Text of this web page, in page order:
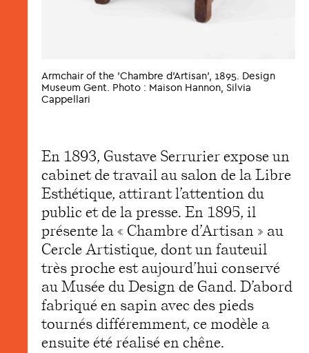
Armchair of the 'Chambre d'Artisan', 1895. Design
Museum Gent. Photo : Maison Hannon, Silvia
Cappellari
En 1893, Gustave Serrurier expose un
cabinet de travail au salon de la Libre
Esthétique, attirant l’attention du
public et de la presse. En 1895, il
présente la « Chambre d’Artisan » au
Cercle Artistique, dont un fauteuil
très proche est aujourd’hui conservé
au Musée du Design de Gand. D’abord
fabriqué en sapin avec des pieds
tournés différemment, ce modèle a
ensuite été réalisé en chêne.